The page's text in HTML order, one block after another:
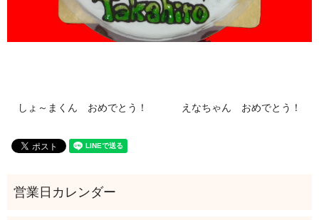
しょ～まくん おめでとう！ えなちゃん おめでとう！